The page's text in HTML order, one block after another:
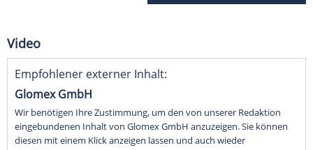
Video
Empfohlener externer Inhalt:
Glomex GmbH
Wir benötigen Ihre Zustimmung, um den von unserer Redaktion
eingebundenen Inhalt von Glomex GmbH anzuzeigen. Sie können
diesen mit einem Klick anzeigen lassen und auch wieder